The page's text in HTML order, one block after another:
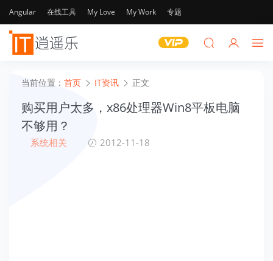
Angular 在线工具 My Love My Work 专题
当前位置： 首页 IT资讯 正文
购买用户太多，x86处理器Win8平板电脑
不够用？
系统相关 2012-11-18